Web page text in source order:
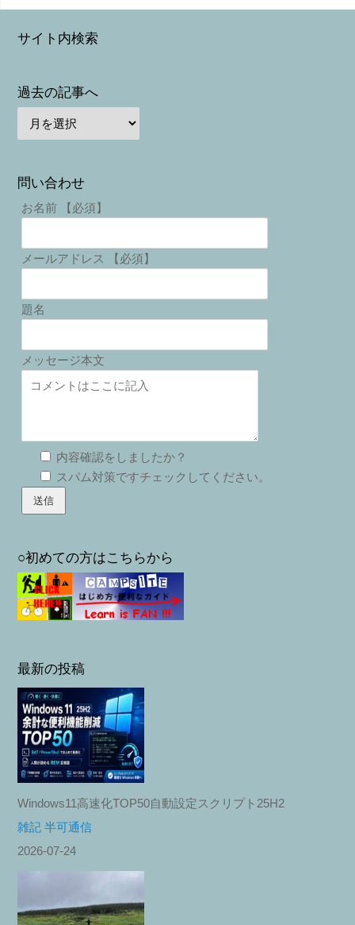
サイト内検索
過去の記事へ
問い合わせ
お名前 【必須】
メールアドレス 【必須】
題名
メッセージ本文
内容確認をしましたか？
スパム対策ですチェックしてください。
○初めての方はこちらから
最新の投稿
Windows11高速化TOP50自動設定スクリプト25H2
雑記 半可通信
2026-07-24